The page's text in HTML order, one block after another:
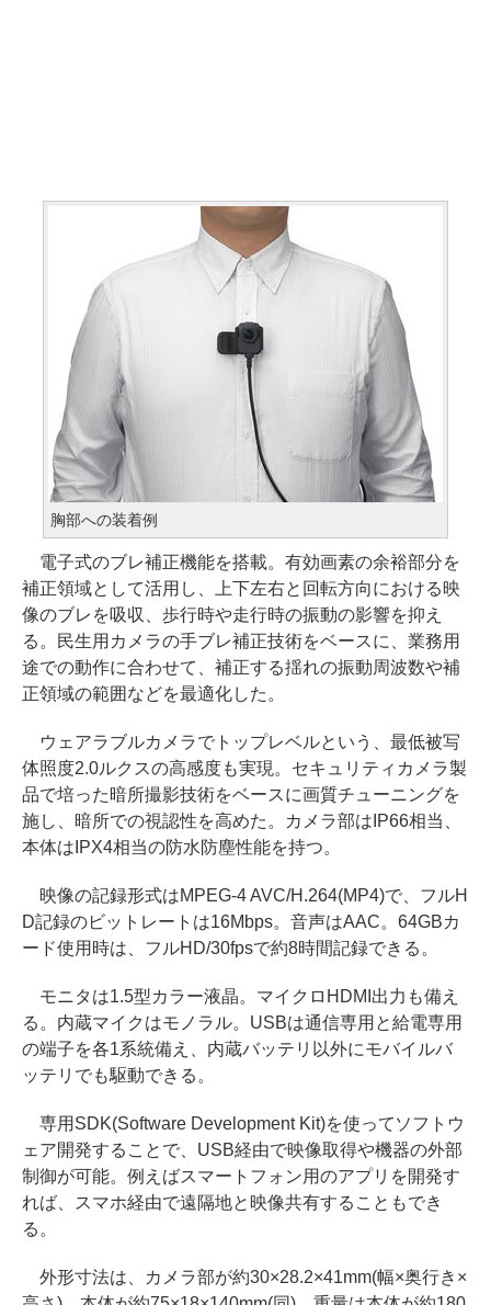
胸部への装着例
電子式のブレ補正機能を搭載。有効画素の余裕部分を
補正領域として活用し、上下左右と回転方向における映
像のブレを吸収、歩行時や走行時の振動の影響を抑え
る。民生用カメラの手ブレ補正技術をベースに、業務用
途での動作に合わせて、補正する揺れの振動周波数や補
正領域の範囲などを最適化した。
ウェアラブルカメラでトップレベルという、最低被写
体照度2.0ルクスの高感度も実現。セキュリティカメラ製
品で培った暗所撮影技術をベースに画質チューニングを
施し、暗所での視認性を高めた。カメラ部はIP66相当、
本体はIPX4相当の防水防塵性能を持つ。
映像の記録形式はMPEG-4 AVC/H.264(MP4)で、フルH
D記録のビットレートは16Mbps。音声はAAC。64GBカ
ード使用時は、フルHD/30fpsで約8時間記録できる。
モニタは1.5型カラー液晶。マイクロHDMI出力も備え
る。内蔵マイクはモノラル。USBは通信専用と給電専用
の端子を各1系統備え、内蔵バッテリ以外にモバイルバ
ッテリでも駆動できる。
専用SDK(Software Development Kit)を使ってソフトウ
ェア開発することで、USB経由で映像取得や機器の外部
制御が可能。例えばスマートフォン用のアプリを開発す
れば、スマホ経由で遠隔地と映像共有することもでき
る。
外形寸法は、カメラ部が約30×28.2×41mm(幅×奥行き×